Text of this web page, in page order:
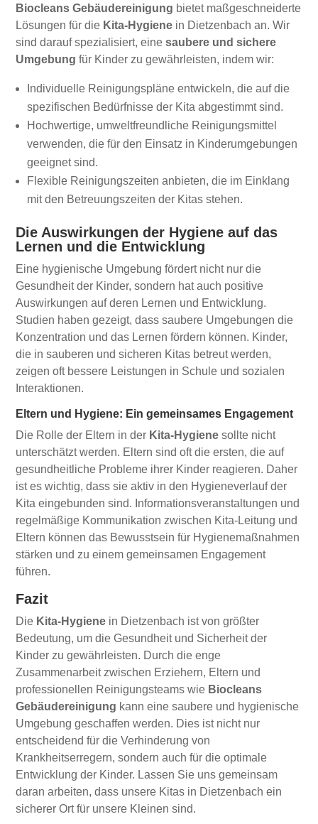
Biocleans Gebäudereinigung bietet maßgeschneiderte
Lösungen für die Kita-Hygiene in Dietzenbach an. Wir
sind darauf spezialisiert, einesaubere und sichere
Umgebung für Kinder zu gewährleisten, indem wir:
Individuelle Reinigungspläne entwickeln, die auf die
spezifischen Bedürfnisse der Kita abgestimmt sind.
Hochwertige, umweltfreundliche Reinigungsmittel
verwenden, die für den Einsatz in Kinderumgebungen
geeignet sind.
Flexible Reinigungszeiten anbieten, die im Einklang
mit den Betreuungszeiten der Kitas stehen.
Die Auswirkungen der Hygiene auf das
Lernen und die Entwicklung
Eine hygienische Umgebung fördert nicht nur die
Gesundheit der Kinder, sondern hat auch positive
Auswirkungen auf deren Lernen und Entwicklung.
Studien haben gezeigt, dass saubere Umgebungen die
Konzentration und das Lernen fördern können. Kinder,
die in sauberen und sicheren Kitas betreut werden,
zeigen oft bessere Leistungen in Schule und sozialen
Interaktionen.
Eltern und Hygiene: Ein gemeinsames Engagement
Die Rolle der Eltern in der Kita-Hygiene sollte nicht
unterschätzt werden. Eltern sind oft die ersten, die auf
gesundheitliche Probleme ihrer Kinder reagieren. Daher
ist es wichtig, dass sie aktiv in den Hygieneverlauf der
Kita eingebunden sind. Informationsveranstaltungen und
regelmäßige Kommunikation zwischen Kita-Leitung und
Eltern können das Bewusstsein für Hygienemaßnahmen
stärken und zu einem gemeinsamen Engagement
führen.
Fazit
Die Kita-Hygiene in Dietzenbach ist von größter
Bedeutung, um die Gesundheit und Sicherheit der
Kinder zu gewährleisten. Durch die enge
Zusammenarbeit zwischen Erziehern, Eltern und
professionellen Reinigungsteams wie Biocleans
Gebäudereinigung kann eine saubere und hygienische
Umgebung geschaffen werden. Dies ist nicht nur
entscheidend für die Verhinderung von
Krankheitserregern, sondern auch für die optimale
Entwicklung der Kinder. Lassen Sie uns gemeinsam
daran arbeiten, dass unsere Kitas in Dietzenbach ein
sicherer Ort für unsere Kleinen sind.